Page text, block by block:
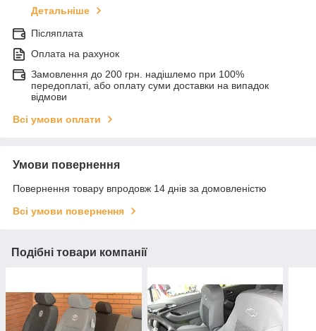
Детальніше
Післяплата
Оплата на рахунок
Замовлення до 200 грн. надішлемо при 100%
передоплаті, або оплату суми доставки на випадок
відмови
Всі умови оплати
Умови повернення
Повернення товару впродовж 14 днів за домовленістю
Всі умови повернення
Подібні товари компанії